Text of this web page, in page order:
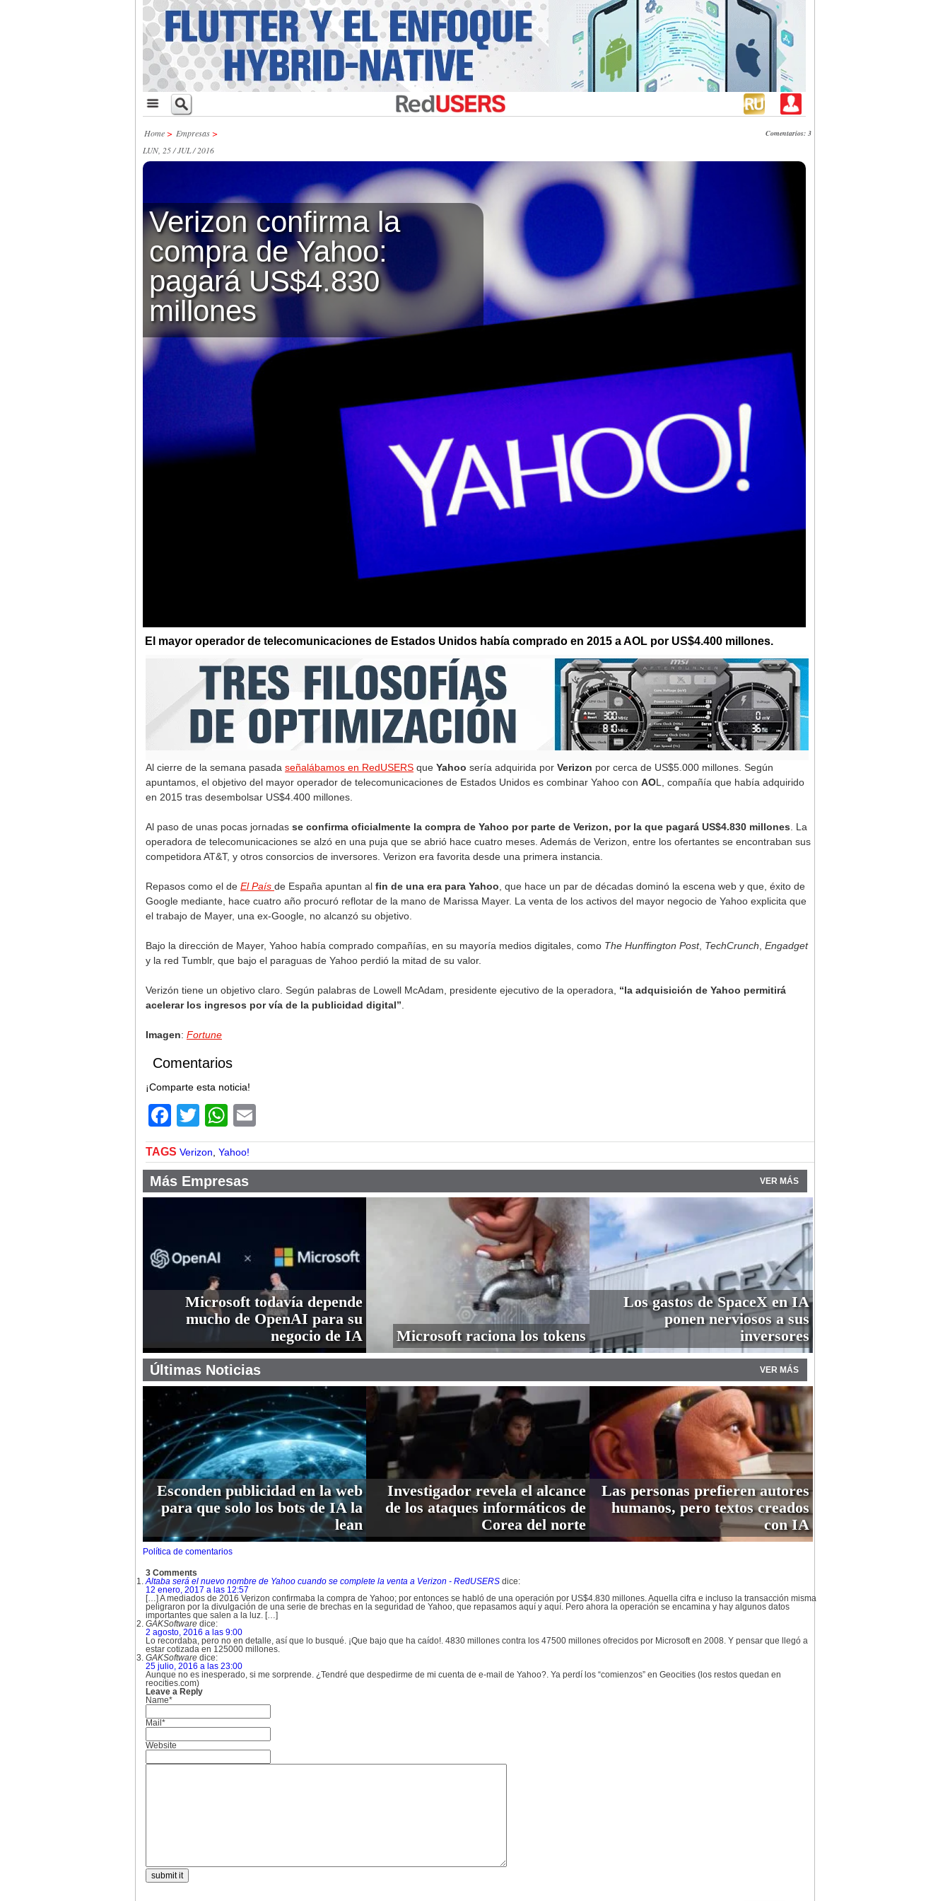
Home> Empresas> Comentarios: 3
LUN, 25 / JUL / 2016
Verizon confirma la
compra de Yahoo:
pagará US$4.830
millones
El mayor operador de telecomunicaciones de Estados Unidos había comprado en 2015 a AOL por US$4.400 millones.
Al cierre de la semana pasada señalábamos en RedUSERS que Yahoo sería adquirida por Verizon por cerca de US$5.000 millones. Según
apuntamos, el objetivo del mayor operador de telecomunicaciones de Estados Unidos es combinar Yahoo con AOL, compañía que había adquirido
en 2015 tras desembolsar US$4.400 millones.
Al paso de unas pocas jornadas se confirma oficialmente la compra de Yahoo por parte de Verizon, por la que pagará US$4.830 millones . La
operadora de telecomunicaciones se alzó en una puja que se abrió hace cuatro meses. Además de Verizon, entre los ofertantes se encontraban sus
competidora AT&T, y otros consorcios de inversores. Verizon era favorita desde una primera instancia.
Repasos como el de El País de España apuntan al fin de una era para Yahoo , que hace un par de décadas dominó la escena web y que, éxito de
Google mediante, hace cuatro año procuró reflotar de la mano de Marissa Mayer. La venta de los activos del mayor negocio de Yahoo explicita que
el trabajo de Mayer, una ex-Google, no alcanzó su objetivo.
Bajo la dirección de Mayer, Yahoo había comprado compañías, en su mayoría medios digitales, como The Hunffington Post, TechCrunch Engadget
y la red Tumblr, que bajo el paraguas de Yahoo perdió la mitad de su valor.
Verizón tiene un objetivo claro. Según palabras de Lowell McAdam, presidente ejecutivo de la operadora, “la adquisición de Yahoo permitirá
acelerar los ingresos por vía de la publicidad digital”
Imagen: Fortune
Comentarios
¡Comparte esta noticia!
Facebook
TwitterWhatsApp
TAGS Verizon Yahoo!
Más Empresas VER MÁS
Microsoft todavía depende
mucho de OpenAI para su
negocio de IA
Microsoft raciona los tokens
Los gastos de SpaceX en IA
ponen nerviosos a sus
inversores
Últimas Noticias VER MÁS
Esconden publicidad en la web
para que solo los bots de IA la
lean
Investigador revela el alcance
de los ataques informáticos de
Corea del norte
Las personas prefieren autores
humanos, pero textos creados
con IA
Política de comentarios
3 Comments
Altaba será el nuevo nombre de Yahoo cuando se complete la venta a Verizon - RedUSERS dice:
12 enero, 2017 a las 12:57
[…] A mediados de 2016 Verizon confirmaba la compra de Yahoo; por entonces se habló de una operación por US$4.830 millones. Aquella cifra e incluso la transacción misma
peligraron por la divulgación de una serie de brechas en la seguridad de Yahoo, que repasamos aquí y aquí. Pero ahora la operación se encamina y hay algunos datos
importantes que salen a la luz. […]
GAKSoftware dice:
2 agosto, 2016 a las 9:00
Lo recordaba, pero no en detalle, así que lo busqué. ¡Que bajo que ha caído!. 4830 millones contra los 47500 millones ofrecidos por Microsoft en 2008. Y pensar que llegó a
estar cotizada en 125000 millones.
GAKSoftware dice:
25 julio, 2016 a las 23:00
Aunque no es inesperado, si me sorprende. ¿Tendré que despedirme de mi cuenta de e-mail de Yahoo?. Ya perdí los “comienzos” en Geocities (los restos quedan en
reocities.com)
Leave a Reply
Name*
Mail*
Website